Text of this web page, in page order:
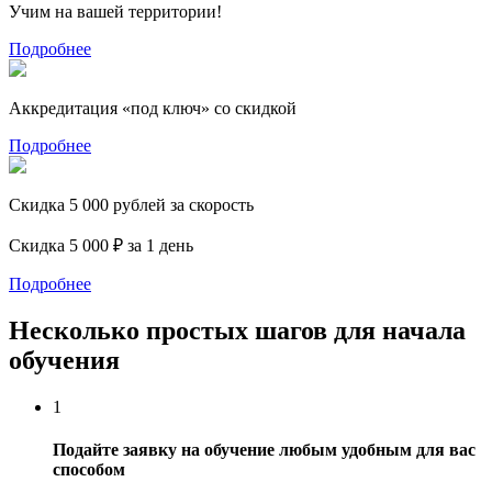
Учим на вашей территории!
Подробнее
Аккредитация «под ключ» со скидкой
Подробнее
Скидка 5 000 рублей за скорость
Скидка 5 000 ₽ за 1 день
Подробнее
Несколько простых шагов для начала
обучения
1
Подайте заявку на обучение любым удобным для вас
способом